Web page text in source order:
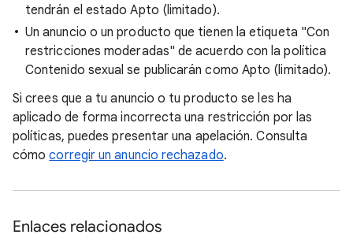
tendrán el estado Apto (limitado).
Un anuncio o un producto que tienen la etiqueta "Con
restricciones moderadas" de acuerdo con la política
Contenido sexual se publicarán como Apto (limitado).
Si crees que a tu anuncio o tu producto se les ha
aplicado de forma incorrecta una restricción por las
políticas, puedes presentar una apelación. Consulta
cómocorregir un anuncio rechazado.
Enlaces relacionados